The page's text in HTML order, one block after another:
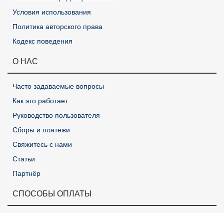
Условия использования
Политика авторского права
Кодекс поведения
О НАС
Часто задаваемые вопросы
Как это работает
Руководство пользователя
Сборы и платежи
Свяжитесь с нами
Статьи
Партнёр
СПОСОБЫ ОПЛАТЫ